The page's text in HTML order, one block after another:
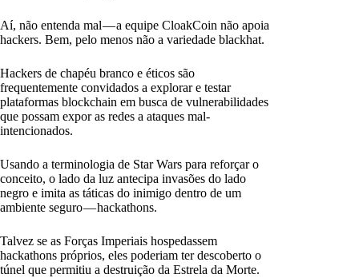
Aí, não entenda mal — a equipe CloakCoin não apoia
hackers. Bem, pelo menos não a variedade blackhat.
Hackers de chapéu branco e éticos são
frequentemente convidados a explorar e testar
plataformas blockchain em busca de vulnerabilidades
que possam expor as redes a ataques mal-
intencionados.
Usando a terminologia de Star Wars para reforçar o
conceito, o lado da luz antecipa invasões do lado
negro e imita as táticas do inimigo dentro de um
ambiente seguro — hackathons.
Talvez se as Forças Imperiais hospedassem
hackathons próprios, eles poderiam ter descoberto o
túnel que permitiu a destruição da Estrela da Morte.